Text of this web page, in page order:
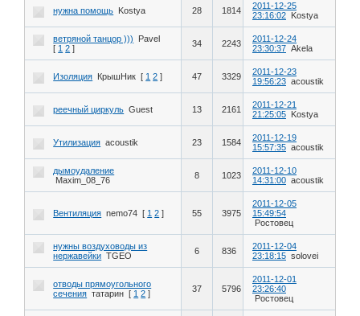
нужна помощь Kostya 28 1814
2011-12-25
23:16:02
Kostya
ветряной танцор )))
Pavel
[ 1 2 ] 34 2243
2011-12-24
23:30:37 Akela
Изоляция КрышНик [ 1 2 ] 47 3329
2011-12-23
19:56:23 acoustik
реечный циркуль Guest 13 2161
2011-12-21
21:25:05
Kostya
Утилизация acoustik 23 1584
2011-12-19
15:57:35 acoustik
дымоудаление
Maxim_08_76
8 1023
2011-12-10
14:31:00 acoustik
Вентиляция nemo74 [ 1 2 ] 55 3975
2011-12-05
15:49:54
Ростовец
нужны воздуховоды из
нержавейки TGEO 6 836
2011-12-04
23:18:15 solovei
отводы прямоугольного
сечения татарин [ 1 2 ] 37 5796
2011-12-01
23:26:40
Ростовец